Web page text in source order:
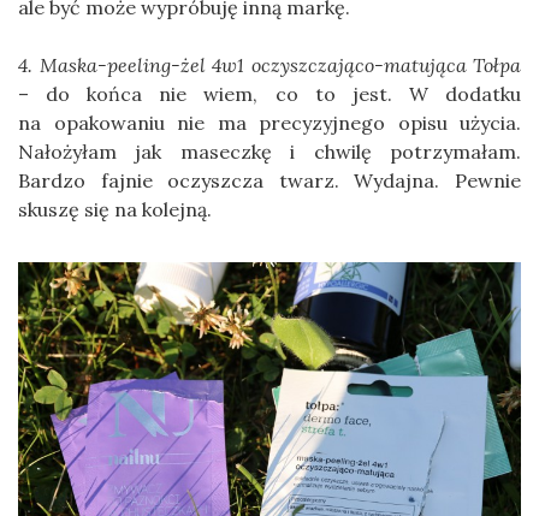
ale być może wypróbuję inną markę.
4. Maska-peeling-żel 4w1 oczyszczająco-matująca Tołpa
– do końca nie wiem, co to jest. W dodatku
na opakowaniu nie ma precyzyjnego opisu użycia.
Nałożyłam jak maseczkę i chwilę potrzymałam.
Bardzo fajnie oczyszcza twarz. Wydajna. Pewnie
skuszę się na kolejną.